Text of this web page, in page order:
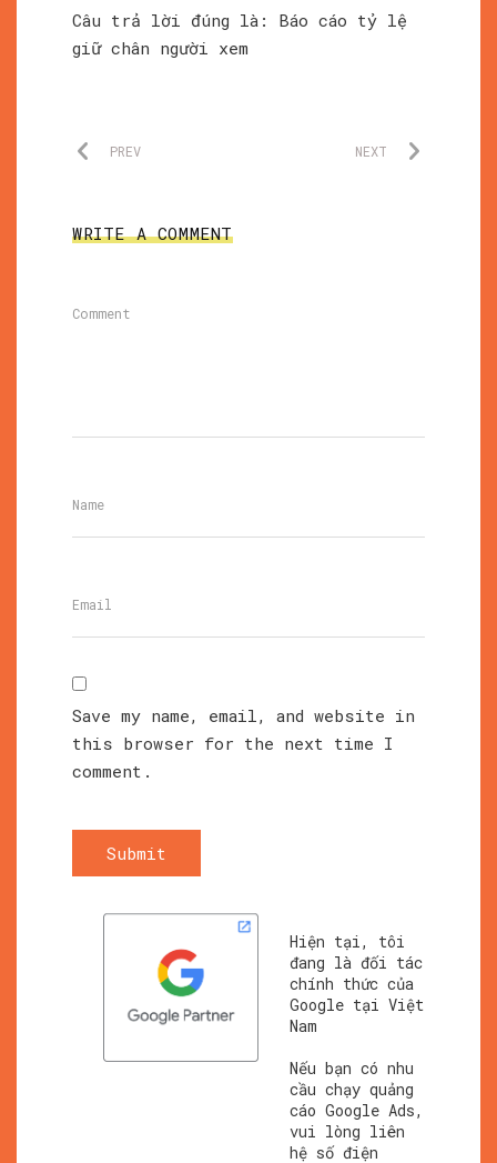
Câu trả lời đúng là: Báo cáo tỷ lệ
giữ chân người xem
PREV NEXT
WRITE A COMMENT
Save my name, email, and website in
this browser for the next time I
comment.
Submit
Hiện tại, tôi
đang là đối tác
chính thức của
Google tại Việt
Nam
Nếu bạn có nhu
cầu chạy quảng
cáo Google Ads,
vui lòng liên
hệ số điện